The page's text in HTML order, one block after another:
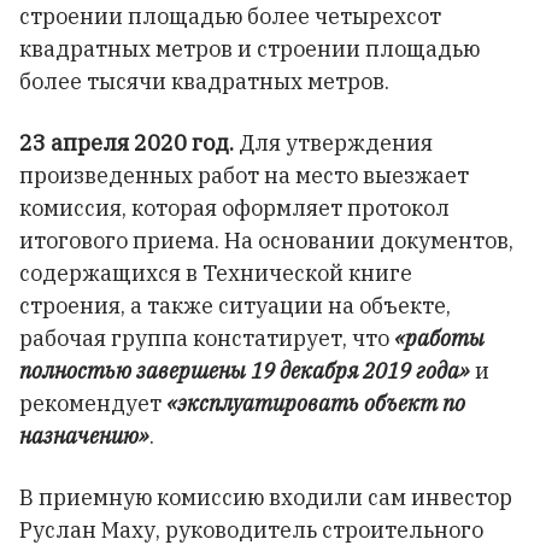
строении площадью более четырехсот
квадратных метров и строении площадью
более тысячи квадратных метров.
23 апреля 2020 год. Для утверждения
произведенных работ на место выезжает
комиссия, которая оформляет протокол
итогового приема. На основании документов,
содержащихся в Технической книге
строения, а также ситуации на объекте,
рабочая группа констатирует, что «работы
полностью завершены 19 декабря 2019 года»и
рекомендует «эксплуатировать объект по
назначению».
В приемную комиссию входили сам инвестор
Руслан Маху, руководитель строительного